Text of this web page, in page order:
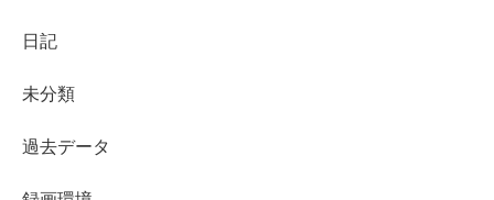
日記
未分類
過去データ